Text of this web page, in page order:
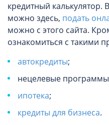
кредитный
можно здесь, подать
можно с этого сайта.
ознакомиться с такими
автокредиты;
нецелевые
ипотека;
кредиты для бизнеса.